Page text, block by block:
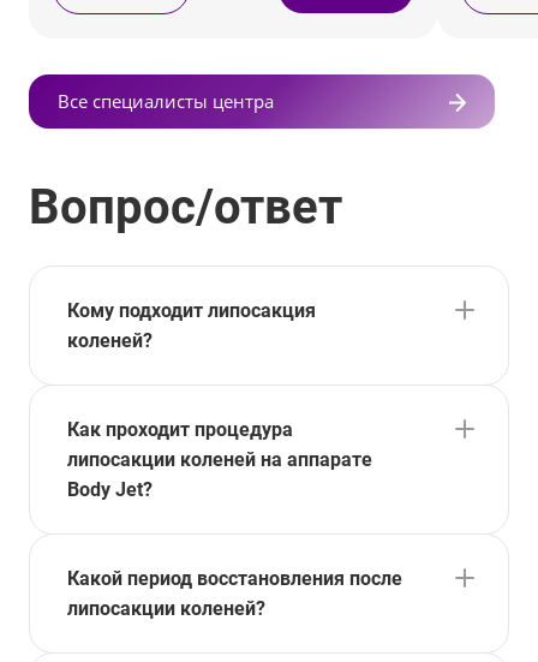
Все специалисты центра
Вопрос/ответ
Кому подходит липосакция
коленей?
Как проходит процедура
липосакции коленей на аппарате
Body Jet?
Какой период восстановления после
липосакции коленей?